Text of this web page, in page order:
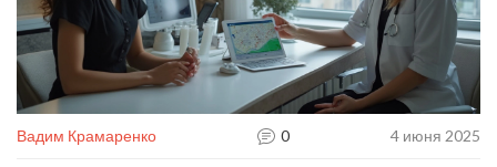
Вадим Крамаренко 0 4 июня 2025